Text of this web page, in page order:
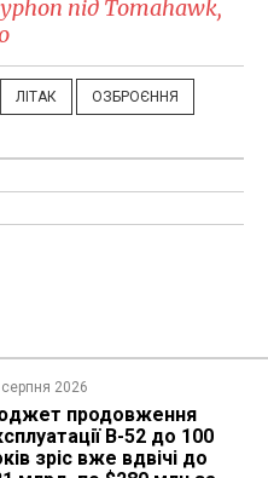
під Tomahawk,
ЛІТАК ОЗБРОЄННЯ
2026
продовження
B-52 до 100
зріс вже вдвічі до